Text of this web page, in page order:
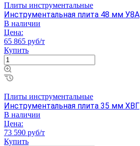
Плиты инструментальные
Инструментальная плита 48 мм У8А
В наличии
Цена:
65 865 руб/т
Купить
Плиты инструментальные
Инструментальная плита 35 мм ХВГ
В наличии
Цена:
73 590 руб/т
Купить